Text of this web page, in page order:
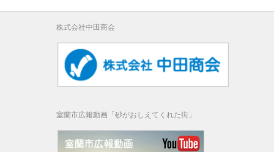
株式会社中田商会
室蘭市広報動画「砂がおしえてくれた街」